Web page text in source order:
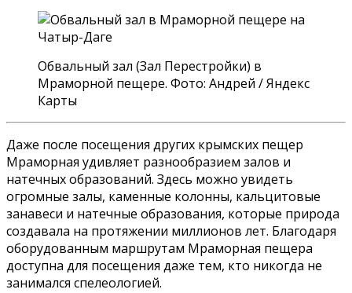
Обвальный зал (Зал Перестройки) в
Мраморной пещере. Фото: Андрей / Яндекс
Карты
Даже после посещения других крымских пещер
Мраморная удивляет разнообразием залов и
натечных образований. Здесь можно увидеть
огромные залы, каменные колонны, кальцитовые
занавеси и натечные образования, которые природа
создавала на протяжении миллионов лет. Благодаря
оборудованным маршрутам Мраморная пещера
доступна для посещения даже тем, кто никогда не
занимался спелеологией.